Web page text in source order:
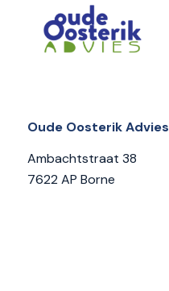
Oude Oosterik Advies
Ambachtstraat 38
7622 AP Borne